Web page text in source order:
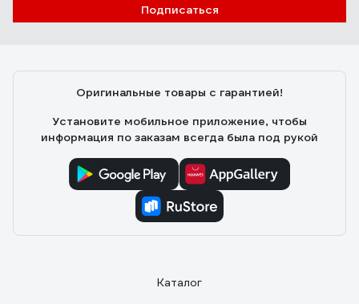
Подписаться
Оригинальные товары с гарантией!
Установите мобильное приложение, чтобы
информация по заказам всегда была под рукой
Каталог